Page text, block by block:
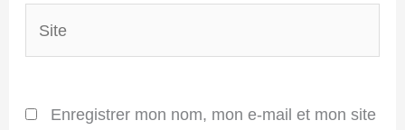
Enregistrer mon nom, mon e-mail et mon site